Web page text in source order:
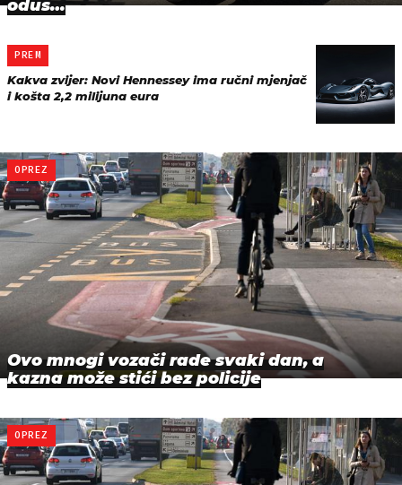
odus…
PREM
Kakva zvijer: Novi Hennessey ima ručni mjenjač
i košta 2,2 milijuna eura
OPREZ
Ovo mnogi vozači rade svaki dan, a
kazna može stići bez policije
OPREZ